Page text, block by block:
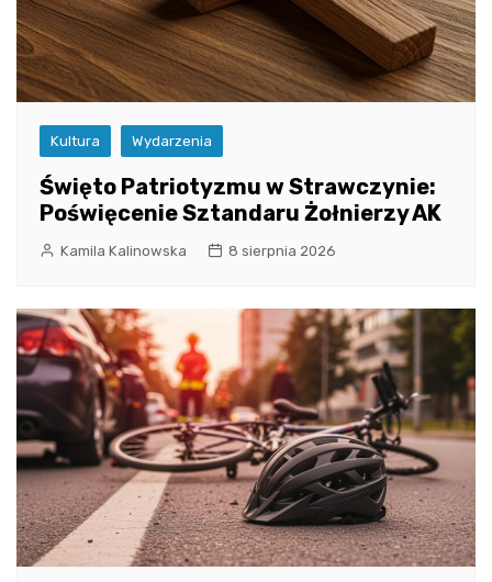
Kultura Wydarzenia
Święto Patriotyzmu w Strawczynie:
Poświęcenie Sztandaru Żołnierzy AK
Kamila Kalinowska 8 sierpnia 2026